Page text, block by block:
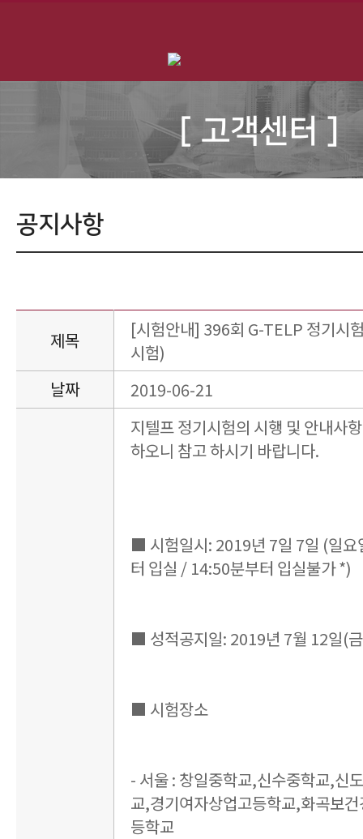
[ 고객센터 ]
공지사항
제목
[시험안내] 396회 G-TELP 정기시
시험)
날짜
2019-06-21
지텔프 정기시험의 시행 및 안내사
하오니 참고 하시기 바랍니다.
■ 시험일시: 2019년 7일 7일 (일
터 입실 / 14:50분부터 입실불가 *)
■ 성적공지일: 2019년 7월 12일(
■ 시험장소
- 서울 : 창일중학교,신수중학교,신
교,경기여자상업고등학교,화곡보
등학교